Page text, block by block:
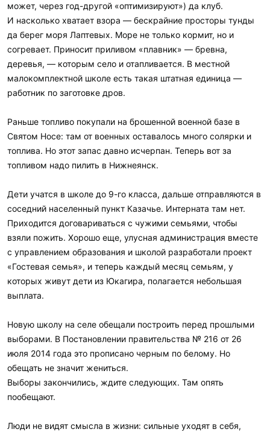
может, через год-другой «оптимизируют») да клуб.
И насколько хватает взора — бескрайние просторы тунды
да берег моря Лаптевых. Море не только кормит, но и
согревает. Приносит приливом «плавник» — бревна,
деревья, — которым село и отапливается. В местной
малокомплектной школе есть такая штатная единица —
работник по заготовке дров.
Раньше топливо покупали на брошенной военной базе в
Святом Носе: там от военных оставалось много солярки и
топлива. Но этот запас давно исчерпан. Теперь вот за
топливом надо пилить в Нижнеянск.
Дети учатся в школе до 9-го класса, дальше отправляются в
соседний населенный пункт Казачье. Интерната там нет.
Приходится договариваться с чужими семьями, чтобы
взяли пожить. Хорошо еще, улусная администрация вместе
с управлением образования и школой разработали проект
«Гостевая семья», и теперь каждый месяц семьям, у
которых живут дети из Юкагира, полагается небольшая
выплата.
Новую школу на селе обещали построить перед прошлыми
выборами. В Постановлении правительства № 216 от 26
июля 2014 года это прописано черным по белому. Но
обещать не значит жениться.
Выборы закончились, ждите следующих. Там опять
пообещают.
Люди не видят смысла в жизни: сильные уходят в себя,